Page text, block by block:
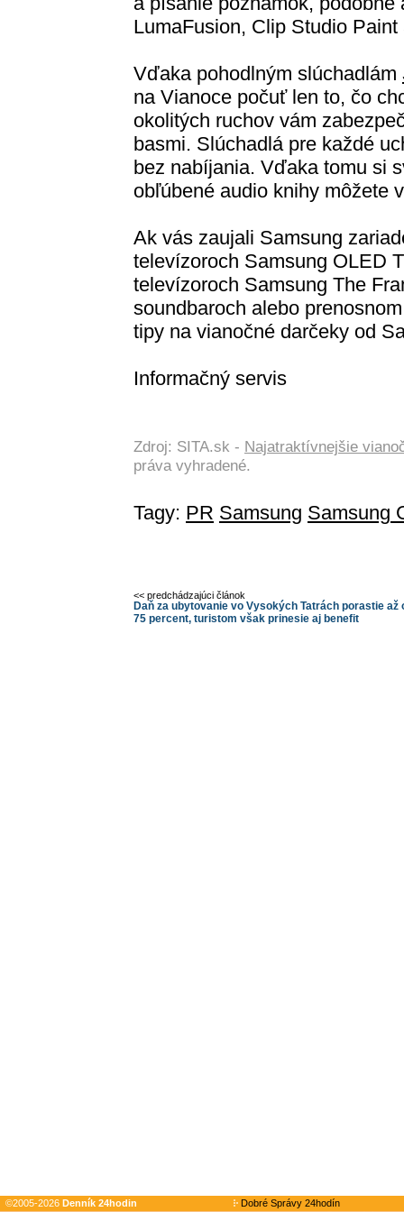
LumaFusion, Clip Studio
Vďaka pohodlným slúchadlám
na Vianoce počuť len to, čo
okolitých ruchov vám
basmi. Slúchadlá pre každé
bez nabíjania. Vďaka tomu si
obľúbené audio knihy môžete
Ak vás zaujali Samsung
televízoroch Samsung OLED
televízoroch Samsung The
soundbaroch alebo
tipy na vianočné darčeky od
Informačný servis
Zdroj: SITA.sk - Najatraktívnejšie
práva vyhradené.
Tagy: PR Samsung Samsung
<< predchádzajúci článok
Daň za ubytovanie vo Vysokých Tatrách porastie až
75 percent, turistom však prinesie aj benefit
©2005-2026 Denník 24hodin
Dobré Správy 24hodín